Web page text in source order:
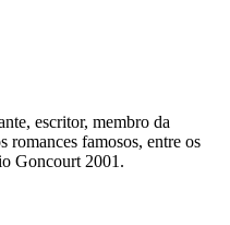
escritor, membro da
romances famosos, entre os
Goncourt 2001.